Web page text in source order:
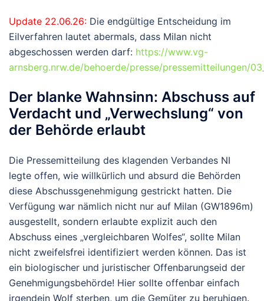
Update 22.06.26: Die endgültige Entscheidung im
Eilverfahren lautet abermals, dass Milan nicht
abgeschossen werden darf: https://www.vg-
arnsberg.nrw.de/behoerde/presse/pressemitteilungen/
Der blanke Wahnsinn: Abschuss auf
Verdacht und „Verwechslung“ von
der Behörde erlaubt
Die Pressemitteilung des klagenden Verbandes NI
legte offen, wie willkürlich und absurd die Behörden
diese Abschussgenehmigung gestrickt hatten. Die
Verfügung war nämlich nicht nur auf Milan (GW1896m)
ausgestellt, sondern erlaubte explizit auch den
Abschuss eines „vergleichbaren Wolfes“, sollte Milan
nicht zweifelsfrei identifiziert werden können. Das ist
ein biologischer und juristischer Offenbarungseid der
Genehmigungsbehörde! Hier sollte offenbar einfach
irgendein Wolf sterben, um die Gemüter zu beruhigen.